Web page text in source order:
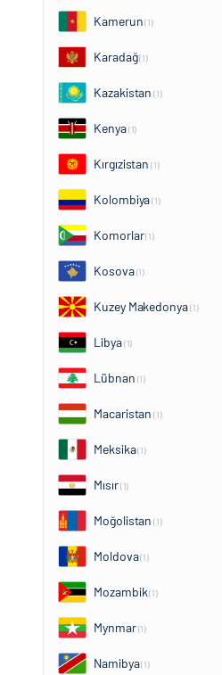
Kamerun(1)
Karadağ(1)
Kazakistan (1)
Kenya(1)
Kırgızistan (1)
Kolombiya(1)
Komorlar(1)
Kosova(1)
Kuzey Makedonya(1)
Libya(1)
Lübnan (1)
Macaristan (1)
Meksika(1)
Mısır(1)
Moğolistan (1)
Moldova(1)
Mozambik(1)
Mynmar(1)
Namibya(1)